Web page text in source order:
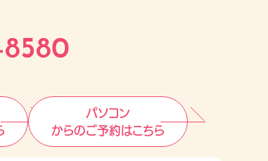
パソコン
からのご予約はこちら